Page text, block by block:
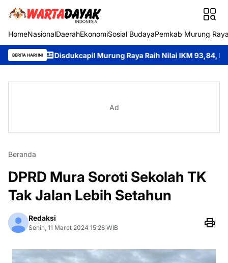
HomeNasionalDaerahEkonomiSosial BudayaPemkab Murung
BERITA HARI INI
Disdukcapil Murung Raya Raih Nilai IKM 93,84, Bukti
Ad
Beranda
DPRD Mura Soroti Sekolah TK
Tak Jalan Lebih Setahun
Redaksi
Senin, 11 Maret 2024 15:28 WIB